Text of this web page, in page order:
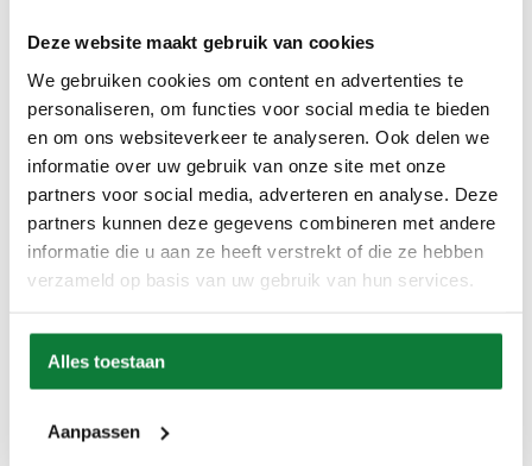
Deze website maakt gebruik van cookies
We gebruiken cookies om content en advertenties te
personaliseren, om functies voor social media te bieden
en om ons websiteverkeer te analyseren. Ook delen we
informatie over uw gebruik van onze site met onze
partners voor social media, adverteren en analyse. Deze
partners kunnen deze gegevens combineren met andere
informatie die u aan ze heeft verstrekt of die ze hebben
verzameld op basis van uw gebruik van hun services.
Alles toestaan
Aanpassen
graag je eigen draai geeft aan het eindresultaat of de poten
perfect wilt laten aansluiten bij een bestaand tafelblad. Wat
je ook kiest – wij zorgen dat je met een goede basis begint.
Gelijk aan het tafelblad
Een groot voordeel van onze houten poten voor de eettafel
is dat we ze kunnen afwerken in dezelfde kleur als het
tafelblad. Zo vormen blad en onderstel samen één
harmonieus geheel, alsof ze speciaal voor elkaar gemaakt
zijn – en dat zijn ze ook! Of je nu een lichte, natuurlijke
uitstraling wilt of juist een diepe, warme tint, wij zorgen voor
zorgen ervoor dat alles mooi bij elkaar past. Zo krijg je een
eettafel die helemaal klopt – tot in de kleinste details.
Los of als complete eettafel